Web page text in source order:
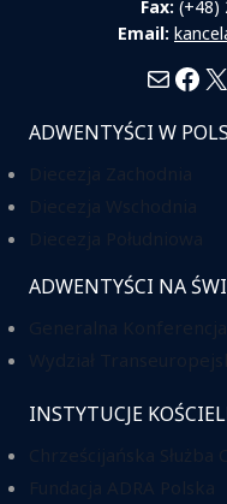
Fax: (+48)
Email:
MailX
ADWENTYŚCI W
ADWENTYŚCI NA
INSTYTUCJE